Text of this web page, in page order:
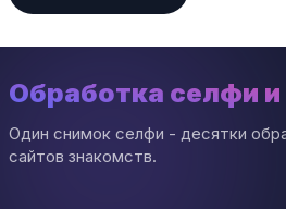
Обработка селфи
Один снимок селфи - десятки
сайтов знакомств.